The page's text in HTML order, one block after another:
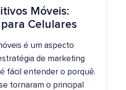
Móveis:
Celulares
é um aspecto
de marketing
fácil entender o porquê.
tornaram o principal